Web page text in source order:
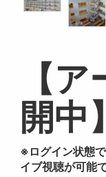
【
開中】
※ログイン状態
イブ視聴が可能で